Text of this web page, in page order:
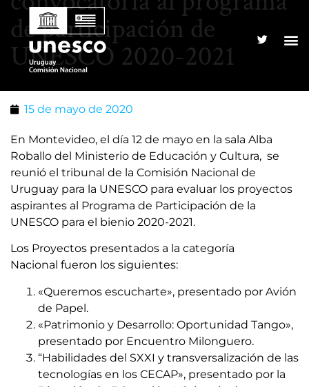
de participación de
UNESCO 2020-2021
15 de mayo de 2020
En Montevideo, el día 12 de mayo en la sala Alba
Roballo del Ministerio de Educación y Cultura, se
reunió el tribunal de la Comisión Nacional de
Uruguay para la UNESCO para evaluar los proyectos
aspirantes al Programa de Participación de la
UNESCO para el bienio 2020-2021.
Los Proyectos presentados a la categoría
Nacional fueron los siguientes:
«Queremos escucharte», presentado por Avión
de Papel.
«Patrimonio y Desarrollo: Oportunidad Tango»,
presentado por Encuentro Milonguero.
“Habilidades del SXXI y transversalización de las
tecnologías en los CECAP», presentado por la